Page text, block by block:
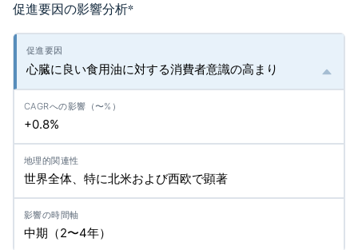
促進要因の影響分析*
心臓に良い食用油に対する消費者意識の高まり
+0.8%
世界全体、特に北米および西欧で顕著
中期（2〜4年）